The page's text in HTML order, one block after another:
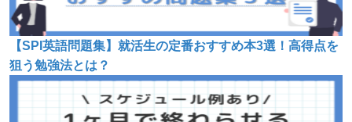
【SPI英語問題集】就活生の定番おすすめ本3選！高得点を
狙う勉強法とは？